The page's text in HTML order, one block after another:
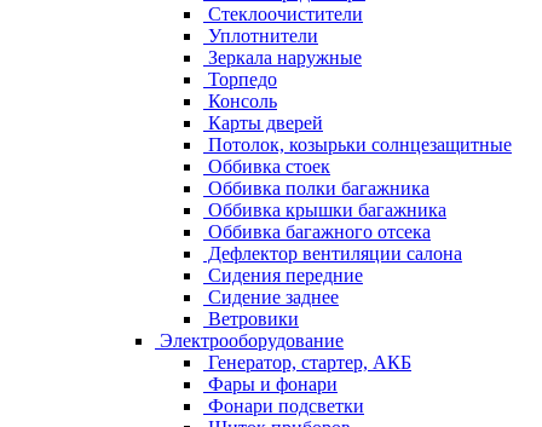
Стеклоочистители
Уплотнители
Зеркала наружные
Торпедо
Консоль
Карты дверей
Потолок, козырьки солнцезащитные
Оббивка стоек
Оббивка полки багажника
Оббивка крышки багажника
Оббивка багажного отсека
Дефлектор вентиляции салона
Сидения передние
Сидение заднее
Ветровики
Электрооборудование
Генератор, стартер, АКБ
Фары и фонари
Фонари подсветки